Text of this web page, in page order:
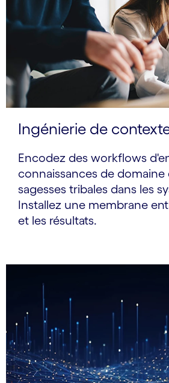
Ingénierie de
Encodez des workflows
connaissances de domaine
sagesses tribales dans les
Installez une membrane
et les résultats.